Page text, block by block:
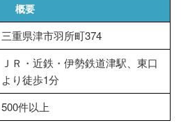
概要
三重県津市羽所町374
ＪＲ・近鉄・伊勢鉄道津駅、東口
より徒歩1分
500件以上